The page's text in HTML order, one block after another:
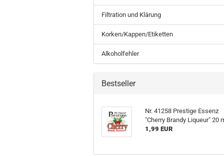
Filtration und Klärung
Korken/Kappen/Etiketten
Alkoholfehler
Bestseller
Nr. 41258 Prestige Essenz
"Cherry Brandy Liqueur" 20
1,99 EUR